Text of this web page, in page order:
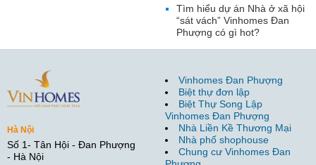
Tìm hiểu dự án Nhà ở xã hội
“sát vách” Vinhomes Đan
Phượng có gì hot?
Hà Nội
Số 1- Tân Hội - Đan Phượng
- Hà Nội
Vinhomes Đan Phượng
Biệt thự đơn lập
Biệt Thự Song Lập
Vinhomes Đan Phượng
Nhà Liền Kề Thương Mại
Nhà phố shophouse
Chung cư Vinhomes Đan